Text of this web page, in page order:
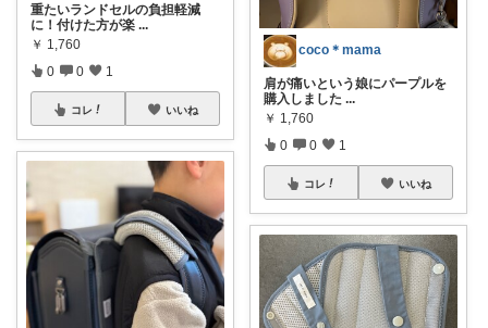
重たいランドセルの負担軽減
に！付けた方が楽 ...
￥ 1,760
0 0 1
コレ いいね
coco＊mama
肩が痛いという娘にパープルを
購入しました ...
￥ 1,760
0 0 1
コレ いいね